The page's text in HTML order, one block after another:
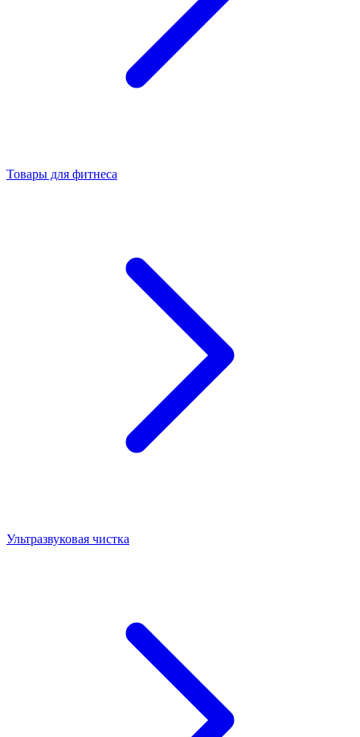
Товары для фитнеса
Ультразвуковая чистка